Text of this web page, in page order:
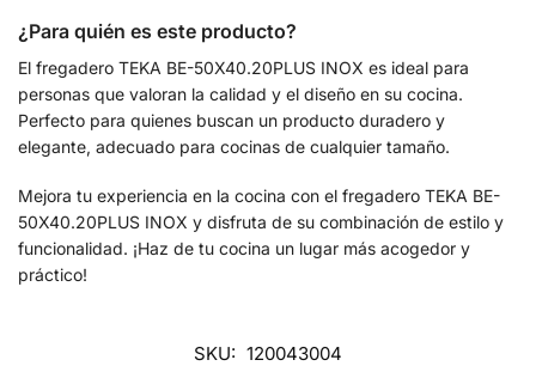
¿Para quién es este producto?
El fregadero TEKA BE-50X40.20PLUS INOX es ideal para
personas que valoran la calidad y el diseño en su cocina.
Perfecto para quienes buscan un producto duradero y
elegante, adecuado para cocinas de cualquier tamaño.
Mejora tu experiencia en la cocina con el fregadero TEKA BE-
50X40.20PLUS INOX y disfruta de su combinación de estilo y
funcionalidad. ¡Haz de tu cocina un lugar más acogedor y
práctico!
SKU: 120043004